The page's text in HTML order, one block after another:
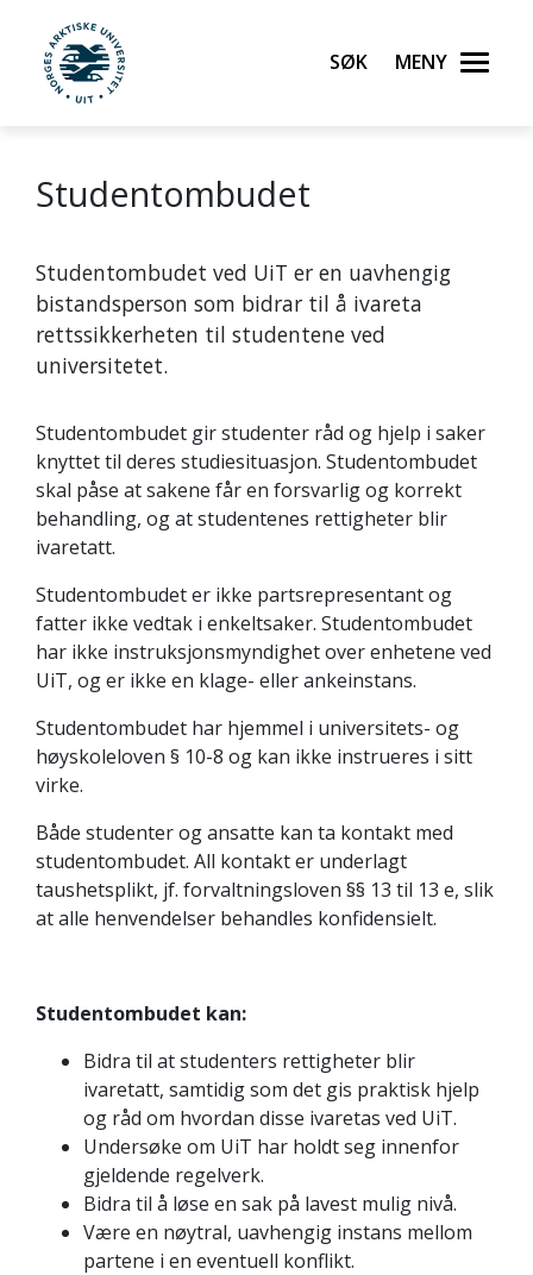
Gå til hovedinnhold
UiT Norges arktiske universitet
Søk Meny
Studentombudet
Studentombudet ved UiT er en uavhengig
bistandsperson som bidrar til å ivareta
rettssikkerheten til studentene ved
universitetet.
Studentombudet gir studenter råd og hjelp i saker
knyttet til deres studiesituasjon. Studentombudet
skal påse at sakene får en forsvarlig og korrekt
behandling, og at studentenes rettigheter blir
ivaretatt.
Studentombudet er ikke partsrepresentant og
fatter ikke vedtak i enkeltsaker. Studentombudet
har ikke instruksjonsmyndighet over enhetene ved
UiT, og er ikke en klage- eller ankeinstans.
Studentombudet har hjemmel i universitets- og
høyskoleloven § 10-8 og kan ikke instrueres i sitt
virke.
Både studenter og ansatte kan ta kontakt med
studentombudet. All kontakt er underlagt
taushetsplikt, jf. forvaltningsloven §§ 13 til 13 e, slik
at alle henvendelser behandles konfidensielt.
Studentombudet kan:
Bidra til at studenters rettigheter blir
ivaretatt, samtidig som det gis praktisk hjelp
og råd om hvordan disse ivaretas ved UiT.
Undersøke om UiT har holdt seg innenfor
gjeldende regelverk.
Bidra til å løse en sak på lavest mulig nivå.
Være en nøytral, uavhengig instans mellom
partene i en eventuell konflikt.